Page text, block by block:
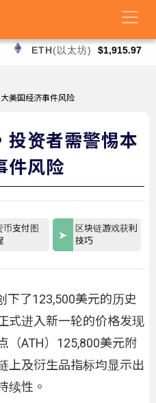
ETH(以太坊) $1,915.97
美国经济事件风险
投资者需警惕本
件风险
币支付图
区块链游戏获利
技巧
下了123,500美元的历史
式进入新一轮的价格发现
（ATH）125,800美元附
上及衍生品指标均显示出
续性。